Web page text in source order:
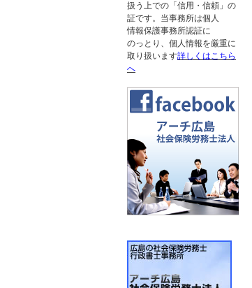
扱う上での「信用・信頼」の
証です。当事務所は個人
情報保護事務所認証に
のっとり、個人情報を厳重に
取り扱います詳しくはこちら
へ